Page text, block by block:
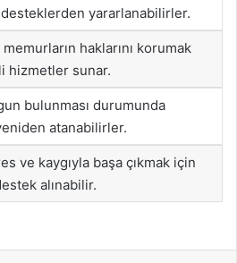
yararlanabilirler.
haklarını korumak
hizmetler sunar.
bulunması durumunda
atanabilirler.
ve kaygıyla başa çıkmak için
alınabilir.